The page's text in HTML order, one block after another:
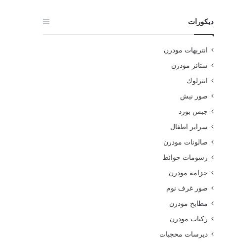
ديكورات
انتريهات مودرن
ستائر مودرن
انترلوك
صور نيش
جبس بورد
سراير اطفال
صالونات مودرن
رسومات حوائط
جزامة مودرن
صور غرف نوم
مطابخ مودرن
ركنات مودرن
ديرسات محجبات